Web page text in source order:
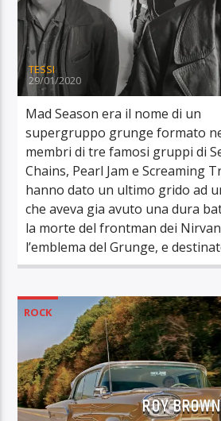
TESSI
29/01/2020
Mad Season era il nome di un
supergruppo grunge formato
membri di tre famosi gruppi di
Chains, Pearl Jam e Screaming
hanno dato un ultimo grido ad
che aveva gia avuto una dura
la morte del frontman dei
l’emblema del Grunge, e
ROCK
ROY BROWN